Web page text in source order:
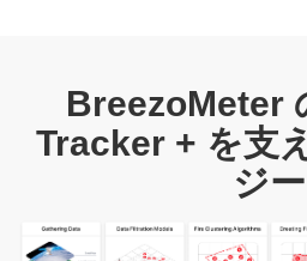
BreezoMeter
Tracker + を支
ジー